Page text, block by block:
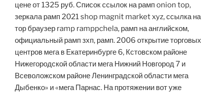
цене от 1325 руб. Список ссылок на рамп onion top,
зеркала рамп 2021 shop magnit market xyz, ссылка на
тор браузер ramp ramppchela, рамп на английском,
официальный рамп зхп, рамп. 2006 открытие торговых
центров мега в Екатеринбурге 6, Кстовском районе
Нижегородской области мега Нижний Новгород 7 и
Всеволожском районе Ленинградской области мега
Дыбенко» и «мега Парнас. На протяжении вот уже